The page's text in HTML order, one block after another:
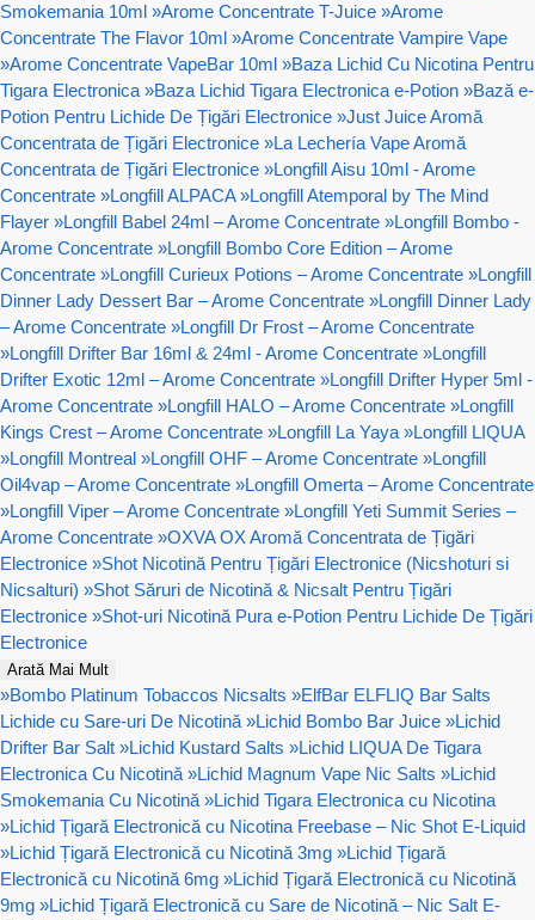
Smokemania 10ml »Arome Concentrate T-Juice »Arome
Concentrate The Flavor 10ml »Arome Concentrate Vampire Vape
»Arome Concentrate VapeBar 10ml »Baza Lichid Cu Nicotina Pentru
Tigara Electronica »Baza Lichid Tigara Electronica e-Potion »Bază e-
Potion Pentru Lichide De Țigări Electronice »Just Juice Aromă
Concentrata de Țigări Electronice »La Lechería Vape Aromă
Concentrata de Țigări Electronice »Longfill Aisu 10ml - Arome
Concentrate »Longfill ALPACA »Longfill Atemporal by The Mind
Flayer »Longfill Babel 24ml – Arome Concentrate »Longfill Bombo -
Arome Concentrate »Longfill Bombo Core Edition – Arome
Concentrate »Longfill Curieux Potions – Arome Concentrate »Longfill
Dinner Lady Dessert Bar – Arome Concentrate »Longfill Dinner Lady
– Arome Concentrate »Longfill Dr Frost – Arome Concentrate
»Longfill Drifter Bar 16ml & 24ml - Arome Concentrate »Longfill
Drifter Exotic 12ml – Arome Concentrate »Longfill Drifter Hyper 5ml -
Arome Concentrate »Longfill HALO – Arome Concentrate »Longfill
Kings Crest – Arome Concentrate »Longfill La Yaya »Longfill LIQUA
»Longfill Montreal »Longfill OHF – Arome Concentrate »Longfill
Oil4vap – Arome Concentrate »Longfill Omerta – Arome Concentrate
»Longfill Viper – Arome Concentrate »Longfill Yeti Summit Series –
Arome Concentrate »OXVA OX Aromă Concentrata de Țigări
Electronice »Shot Nicotină Pentru Țigări Electronice (Nicshoturi si
Nicsalturi) »Shot Săruri de Nicotină & Nicsalt Pentru Țigări
Electronice »Shot-uri Nicotină Pura e-Potion Pentru Lichide De Țigări
Electronice
Arată Mai Mult
»Bombo Platinum Tobaccos Nicsalts »ElfBar ELFLIQ Bar Salts
Lichide cu Sare-uri De Nicotină »Lichid Bombo Bar Juice »Lichid
Drifter Bar Salt »Lichid Kustard Salts »Lichid LIQUA De Tigara
Electronica Cu Nicotină »Lichid Magnum Vape Nic Salts »Lichid
Smokemania Cu Nicotină »Lichid Tigara Electronica cu Nicotina
»Lichid Țigară Electronică cu Nicotina Freebase – Nic Shot E-Liquid
»Lichid Țigară Electronică cu Nicotină 3mg »Lichid Țigară
Electronică cu Nicotină 6mg »Lichid Țigară Electronică cu Nicotină
9mg »Lichid Țigară Electronică cu Sare de Nicotină – Nic Salt E-